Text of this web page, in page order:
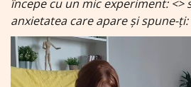
începe cu un mic experiment: <>
anxietatea care apare și spune-ți: